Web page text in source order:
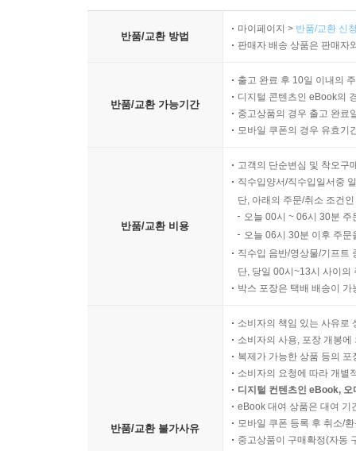
반품/교환 방법
마이페이지 > 반품/교환 신
판매자 배송 상품은 판매자
반품/교환 가능기간
출고 완료 후 10일 이내의
디지털 콘텐츠인 eBook의
중고상품의 경우 출고 완료
모바일 쿠폰의 경우 유효기
반품/교환 비용
고객의 단순변심 및 착오구
직수입양서/직수입일서중
단, 아래의 주문/취소 조건
오늘 00시 ~ 06시 30분
오늘 06시 30분 이후 주
직수입 음반/영상물/기프트
단, 당일 00시~13시 사이의
박스 포장은 택배 배송이
반품/교환 불가사유
소비자의 책임 있는 사유로
소비자의 사용, 포장 개봉
복제가 가능한 상품 등의
소비자의 요청에 따라 개별
디지털 컨텐츠인 eBook,
eBook 대여 상품은 대여 기
모바일 쿠폰 등록 후 취소/
중고상품이 구매확정(자동